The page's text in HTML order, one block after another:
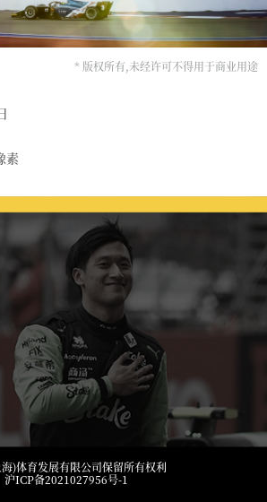
* 版权所有,未经许可不得用于商业用途
素
)体育发展有限公司保留所有权利
沪ICP备2021027956号-1